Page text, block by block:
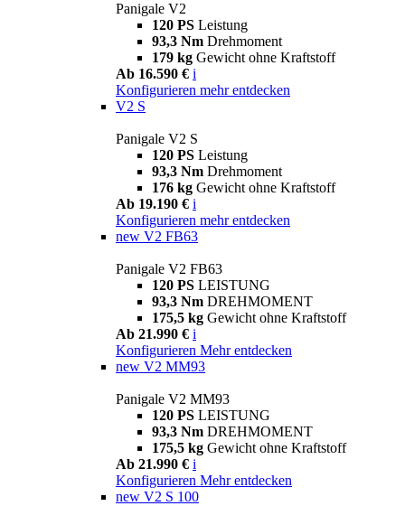
Panigale V2
120 PS Leistung
93,3 Nm Drehmoment
179 kg Gewicht ohne Kraftstoff
Ab 16.590 € i
Konfigurieren mehr entdecken
V2 S
Panigale V2 S
120 PS Leistung
93,3 Nm Drehmoment
176 kg Gewicht ohne Kraftstoff
Ab 19.190 € i
Konfigurieren mehr entdecken
new V2 FB63
Panigale V2 FB63
120 PS LEISTUNG
93,3 Nm DREHMOMENT
175,5 kg Gewicht ohne Kraftstoff
Ab 21.990 € i
Konfigurieren Mehr entdecken
new V2 MM93
Panigale V2 MM93
120 PS LEISTUNG
93,3 Nm DREHMOMENT
175,5 kg Gewicht ohne Kraftstoff
Ab 21.990 € i
Konfigurieren Mehr entdecken
new V2 S 100